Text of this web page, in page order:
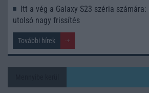
Itt a vég a Galaxy S23 széria
utolsó nagy frissítés
További hírek